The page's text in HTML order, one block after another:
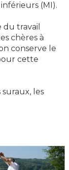
(MI).
travail
chères à
conserve le
cette
les